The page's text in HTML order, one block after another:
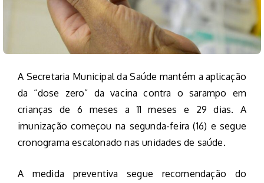
A Secretaria Municipal da Saúde mantém a aplicação
da “dose zero” da vacina contra o sarampo em
crianças de 6 meses a 11 meses e 29 dias. A
imunização começou na segunda-feira (16) e segue
cronograma escalonado nas unidades de saúde.
A medida preventiva segue recomendação do